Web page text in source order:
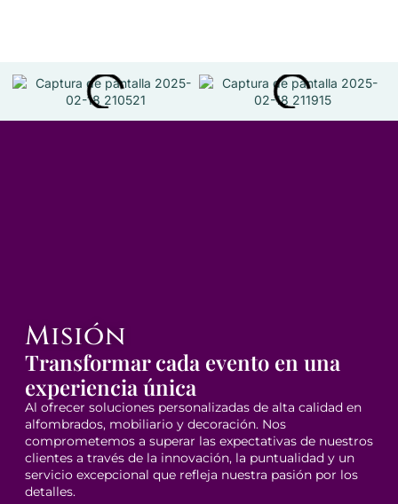
Misión
Transformar cada evento en una
experiencia única
Al ofrecer soluciones personalizadas de alta calidad en
alfombrados, mobiliario y decoración. Nos
comprometemos a superar las expectativas de nuestros
clientes a través de la innovación, la puntualidad y un
servicio excepcional que refleja nuestra pasión por los
detalles.